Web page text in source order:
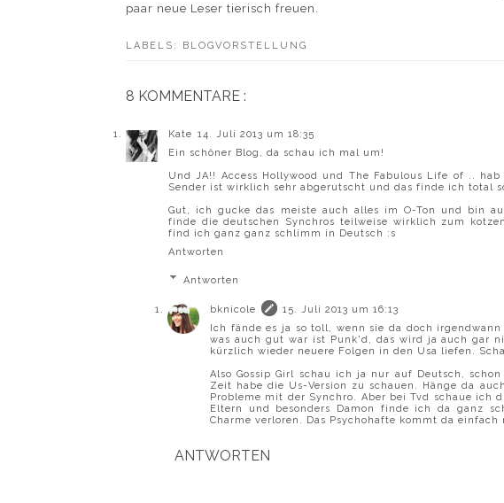
paar neue Leser tierisch freuen.
LABELS: BLOGVORSTELLUNG
8 KOMMENTARE :
Kate 14. Juli 2013 um 18:35
Ein schöner Blog, da schau ich mal um!
Und JA!! Access Hollywood und The Fabulous Life of ..
Sender ist wirklich sehr abgerutscht und das finde ich total
Gut, ich gucke das meiste auch alles im O-Ton und bin
finde die deutschen Synchros teilweise wirklich zum
find ich ganz ganz schlimm in Deutsch :s
Antworten
Antworten
bknicole
15. Juli 2013 um 16:13
Ich fände es ja so toll, wenn sie da doch
was auch gut war ist Punk'd, das wird ja auch gar
kürzlich wieder neuere Folgen in den Usa liefen.
Also Gossip Girl schau ich ja nur auf Deutsch,
Zeit habe die Us-Version zu schauen. Hänge da
Probleme mit der Synchro. Aber bei Tvd schaue ich
Eltern und besonders Damon finde ich da ganz
Charme verloren. Das Psychohafte kommt da einfach
ANTWORTEN